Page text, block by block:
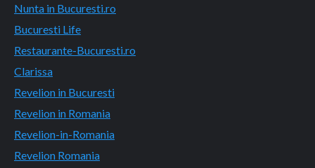
Nunta in Bucuresti.ro
Bucuresti Life
Restaurante-Bucuresti.ro
Clarissa
Revelion in Bucuresti
Revelion in Romania
Revelion-in-Romania
Revelion Romania